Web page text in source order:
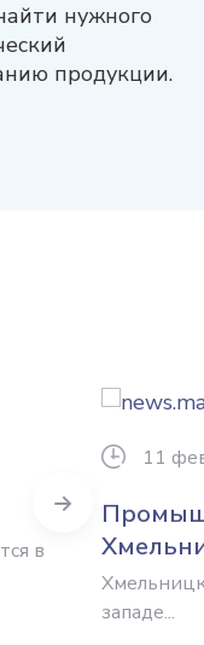
нужного
продукции.
в
11
западе...
Next